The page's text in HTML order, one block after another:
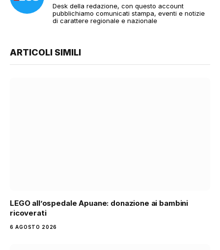
Desk della redazione, con questo account
pubblichiamo comunicati stampa, eventi e notizie
di carattere regionale e nazionale
ARTICOLI SIMILI
LEGO all’ospedale Apuane: donazione ai bambini
ricoverati
6 AGOSTO 2026